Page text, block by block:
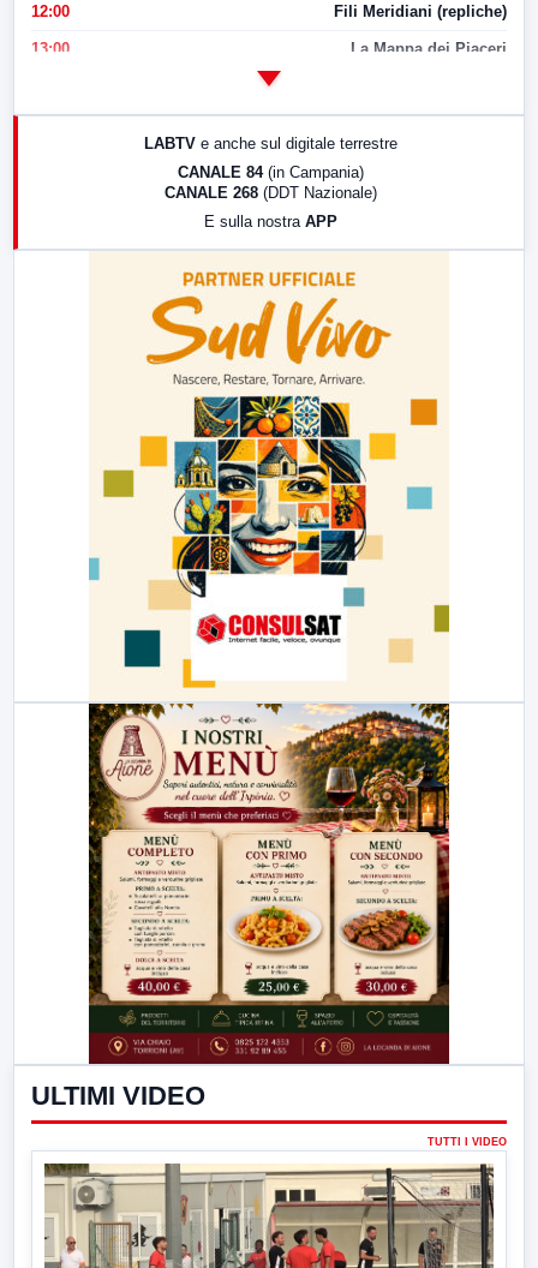
12:00 Fili Meridiani (repliche)
13:00 La Mappa dei Piaceri
17:00 LabNews (replica)
LABTV e anche sul digitale terrestre
CANALE 84 (in Campania)
CANALE 268 (DDT Nazionale)
E sulla nostra APP
ULTIMI VIDEO
TUTTI I VIDEO